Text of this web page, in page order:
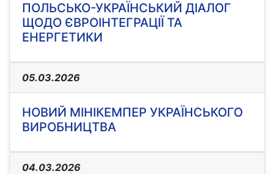
ПОЛЬСЬКО-УКРАЇНСЬКИЙ ДІАЛОГ
ЩОДО ЄВРОІНТЕГРАЦІЇ ТА
ЕНЕРГЕТИКИ
05.03.2026
НОВИЙ МІНІКЕМПЕР УКРАЇНСЬКОГО
ВИРОБНИЦТВА
04.03.2026